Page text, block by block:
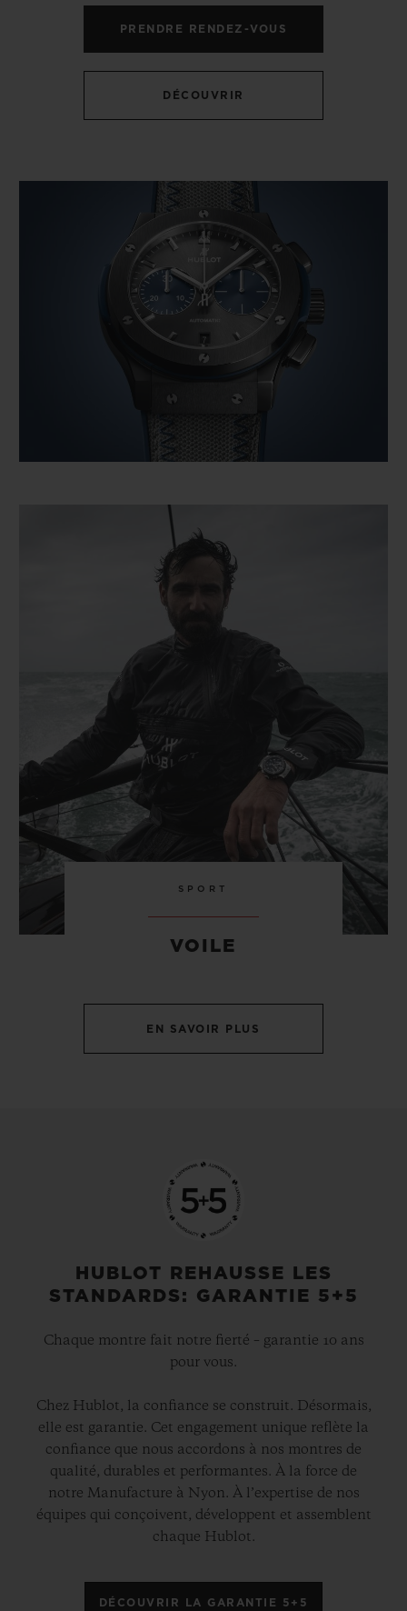
PRENDRE RENDEZ-VOUS
DÉCOUVRIR
SPORT
VOILE
EN SAVOIR PLUS
HUBLOT REHAUSSE LES
STANDARDS: GARANTIE 5+5
Chaque montre fait notre fierté – garantie 10 ans
pour vous.
Chez Hublot, la confiance se construit. Désormais,
elle est garantie. Cet engagement unique reflète la
confiance que nous accordons à nos montres de
qualité, durables et performantes. À la force de
notre Manufacture à Nyon. À l’expertise de nos
équipes qui conçoivent, développent et assemblent
chaque Hublot.
DÉCOUVRIR LA GARANTIE 5+5